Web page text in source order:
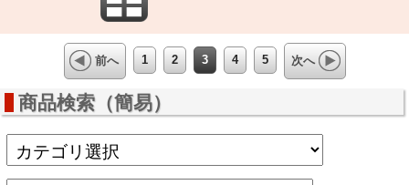
前へ 1 2 3 4 5 次へ
商品検索（簡易）